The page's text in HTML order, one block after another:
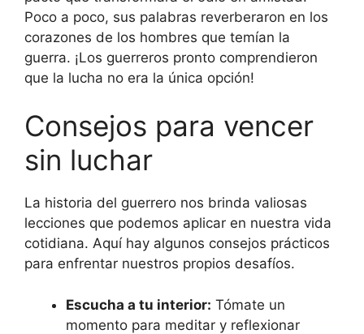
Poco a poco, sus palabras reverberaron en los
corazones de los hombres que temían la
guerra. ¡Los guerreros pronto comprendieron
que la lucha no era la única opción!
Consejos para vencer
sin luchar
La historia del guerrero nos brinda valiosas
lecciones que podemos aplicar en nuestra vida
cotidiana. Aquí hay algunos consejos prácticos
para enfrentar nuestros propios desafíos.
Escucha a tu interior: Tómate un
momento para meditar y reflexionar